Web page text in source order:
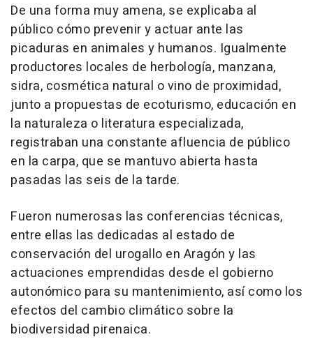
De una forma muy amena, se explicaba al
público cómo prevenir y actuar ante las
picaduras en animales y humanos. Igualmente
productores locales de herbología, manzana,
sidra, cosmética natural o vino de proximidad,
junto a propuestas de ecoturismo, educación en
la naturaleza o literatura especializada,
registraban una constante afluencia de público
en la carpa, que se mantuvo abierta hasta
pasadas las seis de la tarde.
Fueron numerosas las conferencias técnicas,
entre ellas las dedicadas al estado de
conservación del urogallo en Aragón y las
actuaciones emprendidas desde el gobierno
autonómico para su mantenimiento, así como los
efectos del cambio climático sobre la
biodiversidad pirenaica.